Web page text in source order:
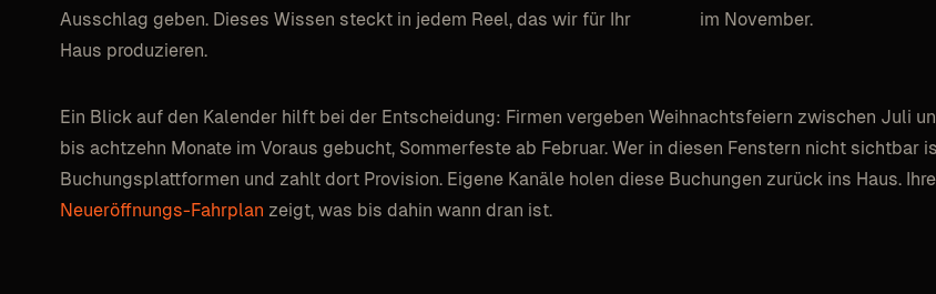
Ausschlag geben. Dieses Wissen steckt in jedem Reel, das wir für Ihr
Haus produzieren.
im November.
Ein Blick auf den Kalender hilft bei der Entscheidung: Firmen vergeben Weihnachtsfeiern zwischen Juli
bis achtzehn Monate im Voraus gebucht, Sommerfeste ab Februar. Wer in diesen Fenstern nicht sichtbar
Buchungsplattformen und zahlt dort Provision. Eigene Kanäle holen diese Buchungen zurück ins Haus.
Neueröffnungs-Fahrplan zeigt, was bis dahin wann dran ist.